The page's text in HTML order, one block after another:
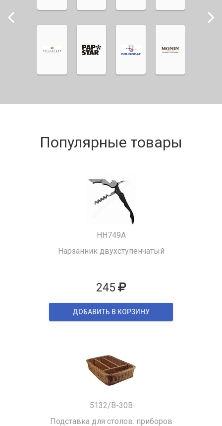
Популярные товары
HH749A
Нарзанник двухступенчатый
245
ДОБАВИТЬ В КОРЗИНУ
5132/B-30B
Подставка для столов. приборов